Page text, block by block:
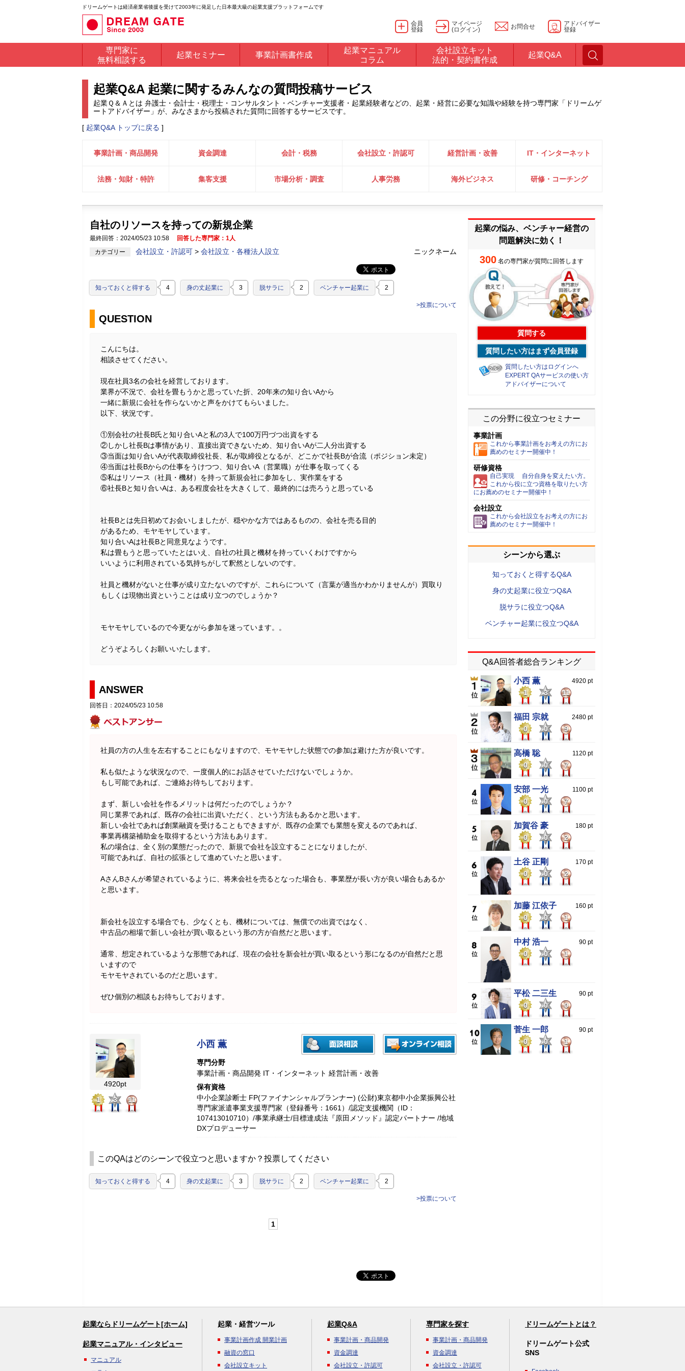
ドリームゲートは経済産業省後援を受けて2003年に発足した日本最大級の起業支援プラットフォームです
会員
登録
マイページ
(ログイン)
お問合せ
アドバイザー
登録
専門家に
無料相談する
起業セミナー 事業計画書作成
起業マニュアル
コラム
会社設立キット
法的・契約書作成
起業Q&A
起業Q&A 起業に関するみんなの質問投稿サービス
起業Ｑ＆Ａとは 弁護士・会計士・税理士・コンサルタント・ベンチャー支援者・起業経験者などの、起業・経営に必要な知識や経験を持つ専門家「ドリームゲ
ートアドバイザー」が、みなさまから投稿された質問に回答するサービスです。
[ 起業Q&A トップに戻る ]
事業計画・商品開発 資金調達 会計・税務 会社設立・許認可 経営計画・改善 IT・インターネット
法務・知財・特許 集客支援 市場分析・調査 人事労務 海外ビジネス 研修・コーチング
自社のリソースを持っての新規企業
最終回答：2024/05/23 10:58
回答した専門家：1人
カテゴリー
会社設立・許認可 > 会社設立・各種法人設立 ニックネーム
知っておくと得する 4 身の丈起業に 3 脱サラに 2 ベンチャー起業に 2
>投票について
QUESTION
こんにちは。
相談させてください。
現在社員3名の会社を経営しております。
業界が不況で、会社を畳もうかと思っていた折、20年来の知り合いAから
一緒に新規に会社を作らないかと声をかけてもらいました。
以下、状況です。
①別会社の社長B氏と知り合いAと私の3人で100万円づつ出資をする
②しかし社長Bは事情があり、直接出資できないため、知り合いAが二人分出資する
③当面は知り合いAが代表取締役社長、私が取締役となるが、どこかで社長Bが合流（ポジション未定）
④当面は社長Bからの仕事をうけつつ、知り合いA（営業職）が仕事を取ってくる
⑤私はリソース（社員・機材）を持って新規会社に参加をし、実作業をする
⑥社長Bと知り合いAは、ある程度会社を大きくして、最終的には売ろうと思っている
社長Bとは先日初めてお会いしましたが、穏やかな方ではあるものの、会社を売る目的
があるため、モヤモヤしています。
知り合いAは社長Bと同意見なようです。
私は畳もうと思っていたとはいえ、自社の社員と機材を持っていくわけですから
いいように利用されている気持ちがして釈然としないのです。
社員と機材がないと仕事が成り立たないのですが、これらについて（言葉が適当かわかりませんが）買取り
もしくは現物出資ということは成り立つのでしょうか？
モヤモヤしているので今更ながら参加を迷っています。。
どうぞよろしくお願いいたします。
ANSWER
回答日：2024/05/23 10:58
社員の方の人生を左右することにもなりますので、モヤモヤした状態での参加は避けた方が良いです。
私も似たような状況なので、一度個人的にお話させていただけないでしょうか。
もし可能であれば、ご連絡お待ちしております。
まず、新しい会社を作るメリットは何だったのでしょうか？
同じ業界であれば、既存の会社に出資いただく、という方法もあるかと思います。
新しい会社であれば創業融資を受けることもできますが、既存の企業でも業態を変えるのであれば、
事業再構築補助金を取得するという方法もあります。
私の場合は、全く別の業態だったので、新規で会社を設立することになりましたが、
可能であれば、自社の拡張として進めていたと思います。
AさんBさんが希望されているように、将来会社を売るとなった場合も、事業歴が長い方が良い場合もあるか
と思います。
新会社を設立する場合でも、少なくとも、機材については、無償での出資ではなく、
中古品の相場で新しい会社が買い取るという形の方が自然だと思います。
通常、想定されているような形態であれば、現在の会社を新会社が買い取るという形になるのが自然だと思
いますので
モヤモヤされているのだと思います。
ぜひ個別の相談もお待ちしております。
4920pt
1
3 11
小西 薫
専門分野
事業計画・商品開発 IT・インターネット 経営計画・改善
保有資格
中小企業診断士 FP(ファイナンシャルプランナー) (公財)東京都中小企業振興公社
専門家派遣事業支援専門家（登録番号：1661）/認定支援機関（ID：
107413010710）/事業承継士/目標達成法『原田メソッド』認定パートナー /地域
DXプロデューサー
このQAはどのシーンで役立つと思いますか？投票してください
知っておくと得する 4 身の丈起業に 3 脱サラに 2 ベンチャー起業に 2
>投票について
1
起業の悩み、ベンチャー経営の
問題解決に効く！
300 名の専門家が質問に回答します
質問する
質問したい方はまず会員登録
質問したい方はログインへ
EXPERT QAサービスの使い方
アドバイザーについて
この分野に役立つセミナー
事業計画
これから事業計画をお考えの方にお
薦めのセミナー開催中！
研修資格
自己実現 自分自身を変えたい方。
これから役に立つ資格を取りたい方
にお薦めのセミナー開催中！
会社設立
これから会社設立をお考えの方にお
薦めのセミナー開催中！
シーンから選ぶ
知っておくと得するQ&A
身の丈起業に役立つQ&A
脱サラに役立つQ&A
ベンチャー起業に役立つQ&A
Q&A回答者総合ランキング
小西 薫 4920 pt
1 3 11
福田 宗就 2480 pt
0 0 9
高橋 聡 1120 pt
0 0 7
安部 一光 1100 pt
0 0 7
加賀谷 豪 180 pt
0 0 2
土谷 正剛 170 pt
0 0 2
加藤 江依子 160 pt
0 0 1
中村 浩一 90 pt
0 0 1
平松 二三生 90 pt
0 0 0
菅生 一郎 90 pt
0 0 1
起業ならドリームゲート[ホーム]
起業マニュアル・インタビュー
マニュアル
起業・経営ツール
事業計画作成 開業計画
融資の窓口
会社設立キット
起業Q&A
事業計画・商品開発
資金調達
会社設立・許認可
専門家を探す
事業計画・商品開発
資金調達
会社設立・許認可
ドリームゲートとは？
ドリームゲート公式
SNS